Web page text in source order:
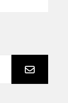
den Tag